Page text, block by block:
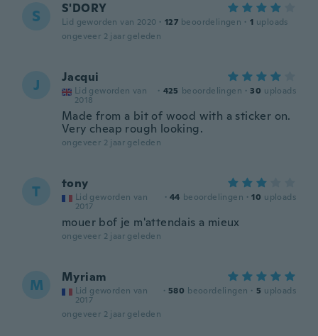
S S'DORY
Lid geworden van 2020 · 127 beoordelingen · 1 uploads
ongeveer 2 jaar geleden
J Jacqui
Lid geworden van
2018
· 425 beoordelingen · 30 uploads
Made from a bit of wood with a sticker on.
Very cheap rough looking.
ongeveer 2 jaar geleden
T tony
Lid geworden van
2017
· 44 beoordelingen · 10 uploads
mouer bof je m'attendais a mieux
ongeveer 2 jaar geleden
M Myriam
Lid geworden van
2017
· 580 beoordelingen · 5 uploads
ongeveer 2 jaar geleden